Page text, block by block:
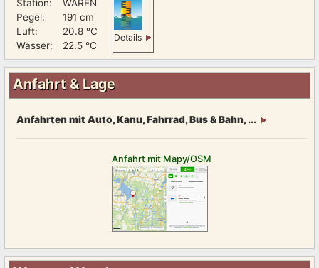
Station:
WAREN
Pegel:
191 cm
Luft:
20.8 °C
Wasser:
22.5 °C
Details
Anfahrt & Lage
Anfahrten mit Auto, Kanu, Fahrrad, Bus & Bahn, ...
Anfahrt mit Mapy/OSM